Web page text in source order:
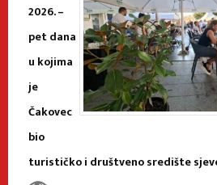
2026. –
pet dana
u kojima
je
Čakovec
bio
turističko i društveno središte